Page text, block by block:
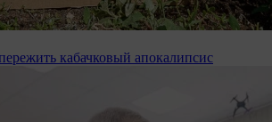
кабачковый апокалипсис